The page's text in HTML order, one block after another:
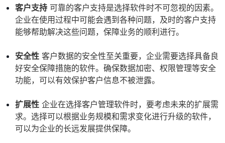
客户支持 可靠的客户支持是选择软件时不可忽视的因素。
企业在使用过程中可能会遇到各种问题，及时的客户支持
能够帮助解决这些问题，保障业务的顺利进行。
安全性 客户数据的安全性至关重要，企业需要选择具备良
好安全保障措施的软件。确保数据加密、权限管理等安全
功能，可以有效保护客户信息不被泄露。
扩展性 企业在选择客户管理软件时，要考虑未来的扩展需
求。选择可以根据业务规模和需求变化进行升级的软件，
可以为企业的长远发展提供保障。